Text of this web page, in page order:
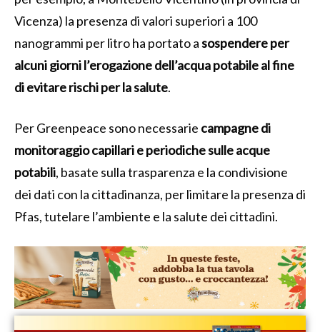
Vicenza) la presenza di valori superiori a 100
nanogrammi per litro ha portato asospendere per
alcuni giorni l’erogazione dell’acqua potabile al fine
di evitare rischi per la salute.
Per Greenpeace sono necessarie campagne di
monitoraggio capillari e periodiche sulle acque
potabili, basate sulla trasparenza e la condivisione
dei dati con la cittadinanza, per limitare la presenza di
Pfas, tutelare l’ambiente e la salute dei cittadini.